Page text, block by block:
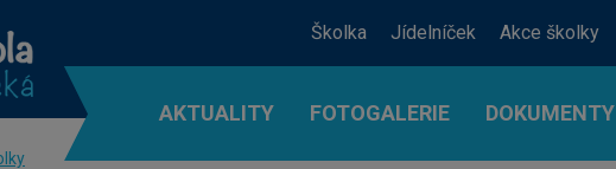
Školka Jídelníček Akce školky
AKTUALITY FOTOGALERIE DOKUMENTY